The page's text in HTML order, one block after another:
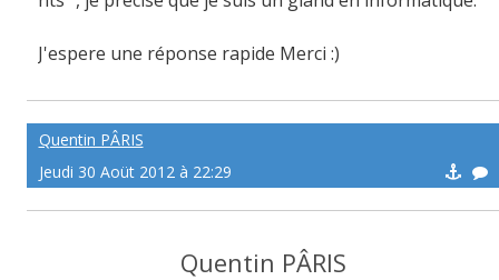
J'espere une réponse rapide Merci :)
Quentin PÂRIS
Jeudi 30 Aoüt 2012 à 22:29
Quentin PÂRIS